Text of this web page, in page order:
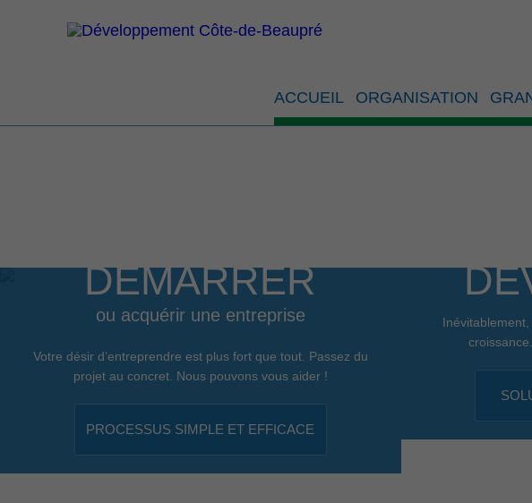
ACCUEIL ORGANISATION
DÉMARRER
ou acquérir une entreprise
Votre désir d’entreprendre est plus fort que tout. Passez du
projet au concret. Nous pouvons vous aider !
PROCESSUS SIMPLE ET EFFICACE